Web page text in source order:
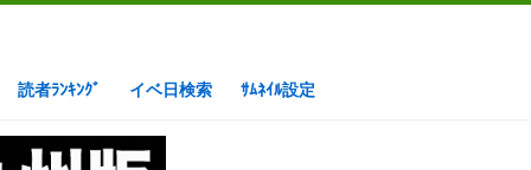
読者ﾗﾝｷﾝｸﾞ イベ日検索 ｻﾑﾈｲﾙ設定